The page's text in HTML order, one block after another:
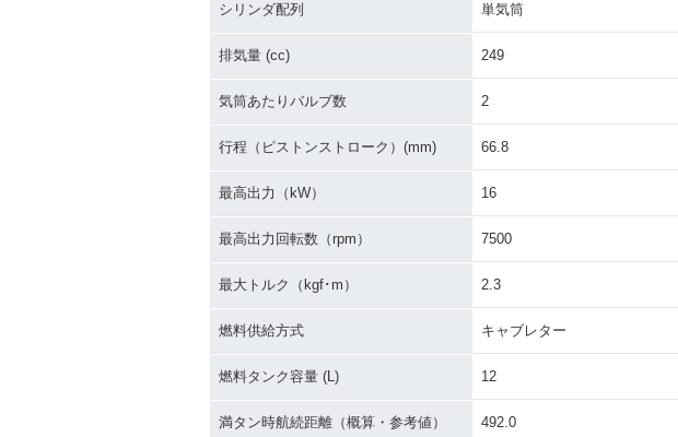
シリンダ配列 単気筒
排気量 (cc) 249
気筒あたりバルブ数 2
行程（ピストンストローク）(mm) 66.8
最高出力（kW） 16
最高出力回転数（rpm） 7500
最大トルク（kgf･m） 2.3
燃料供給方式 キャブレター
燃料タンク容量 (L) 12
満タン時航続距離（概算・参考値） 492.0